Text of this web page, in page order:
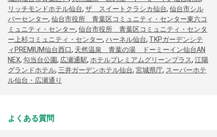
リッチモンドホテル仙台, ザ スイートクラシカ仙台, 仙台市シル
バーセンター, 仙台市役所 青葉区コミュニティ・センター東六コ
ミュニティ・センター, 仙台市役所 青葉区コミュニティ・センタ
ー上杉コミュニティ・センター, ハーネル仙台, TKPガーデンシテ
ィPREMIUM仙台西口, 天然温泉 青葉の湯 ドーミーイン仙台AN
NEX, 勾当台公園, 広瀬通駅, ホテルプレミアムグリーンプラス, 江陽
グランドホテル, 三井ガーデンホテル仙台, 宮城県庁, スーパーホテ
ル仙台・広瀬通り
よくある質問